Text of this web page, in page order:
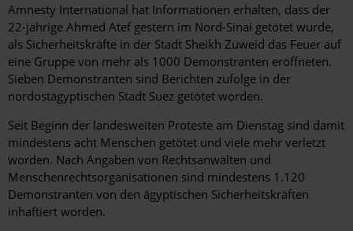
Amnesty International hat Informationen erhalten, dass der
22-jährige Ahmed Atef gestern im Nord-Sinai getötet wurde,
als Sicherheitskräfte in der Stadt Sheikh Zuweid das Feuer auf
eine Gruppe von mehr als 1000 Demonstranten eröffneten.
Sieben Demonstranten sind Berichten zufolge in der
nordostägyptischen Stadt Suez getötet worden.
Seit Beginn der landesweiten Proteste am Dienstag sind damit
mindestens acht Menschen getötet und viele mehr verletzt
worden. Nach Angaben von Rechtsanwälten und
Menschenrechtsorganisationen sind mindestens 1.120
Demonstranten von den ägyptischen Sicherheitskräften
inhaftiert worden.